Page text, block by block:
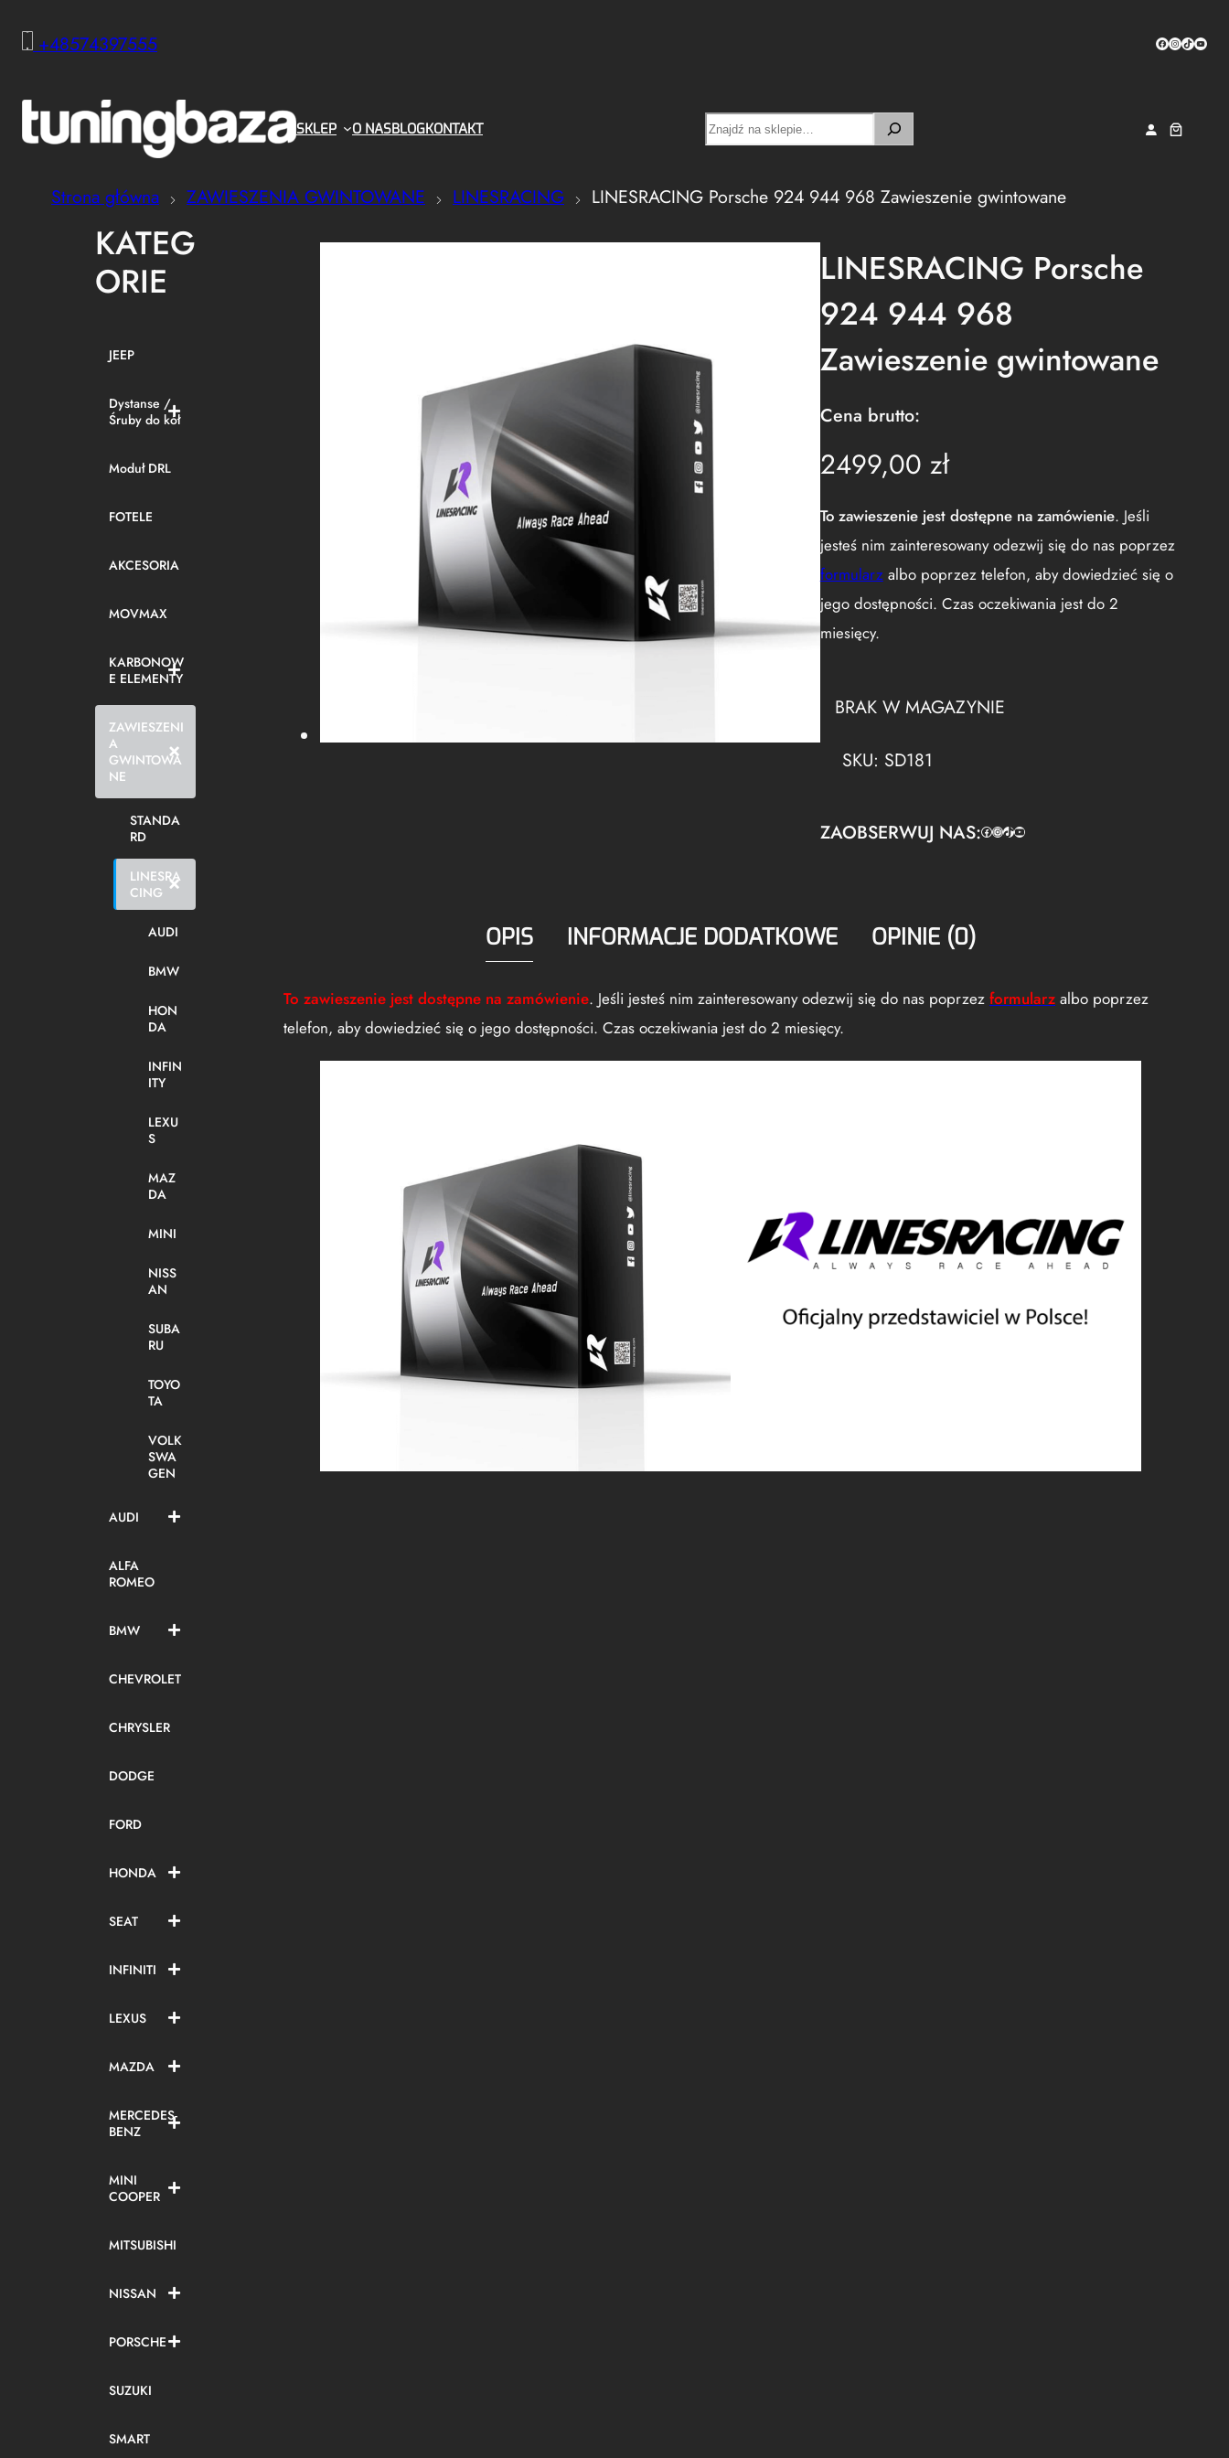
+48574397555 Facebook
Instagram
TikTok
SKLEP O NASBLOGKONTAKT Search
Strona główna ZAWIESZENIA GWINTOWANE LINESRACING LINESRACING Porsche 924 944 968 Zawieszenie gwintowane
KATEG
ORIE
JEEP
Dystanse /
Śruby do kół
Moduł DRL
FOTELE
AKCESORIA
MOVMAX
KARBONOW
E ELEMENTY
ZAWIESZENI
A
GWINTOWA
NE
STANDA
RD
LINESRA
CING
AUDI
BMW
HON
DA
INFIN
ITY
LEXU
S
MAZ
DA
MINI
NISS
AN
SUBA
RU
TOYO
TA
VOLK
SWA
GEN
AUDI
ALFA
ROMEO
BMW
CHEVROLET
CHRYSLER
DODGE
FORD
HONDA
SEAT
INFINITI
LEXUS
MAZDA
MERCEDES-
BENZ
MINI
COOPER
MITSUBISHI
NISSAN
PORSCHE
SUZUKI
SMART
LINESRACING Porsche
924 944 968
Zawieszenie gwintowane
Cena brutto:
2499,00 zł
To zawieszenie jest dostępne na zamówienie. Jeśli
jesteś nim zainteresowany odezwij się do nas poprzez
formularzalbo poprzez telefon, aby dowiedzieć się o
jego dostępności. Czas oczekiwania jest do 2
miesięcy.
BRAK W MAGAZYNIE
SKU: SD181
ZAOBSERWUJ NAS:Facebook https://www.instagram.com/tuningbaza.pl https://www.tiktok.com/@tuningbaza.pl YouTube
OPIS INFORMACJE DODATKOWE OPINIE (0)
To zawieszenie jest dostępne na zamówienie. Jeśli jesteś nim zainteresowany odezwij się do nas poprzezformularz albo poprzez
telefon, aby dowiedzieć się o jego dostępności. Czas oczekiwania jest do 2 miesięcy.